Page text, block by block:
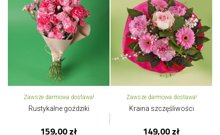
Zawsze darmowa dostawa!
Rustykalne goździki
159,00 zł
Zawsze darmowa dostawa!
Kraina szczęśliwości
149,00 zł